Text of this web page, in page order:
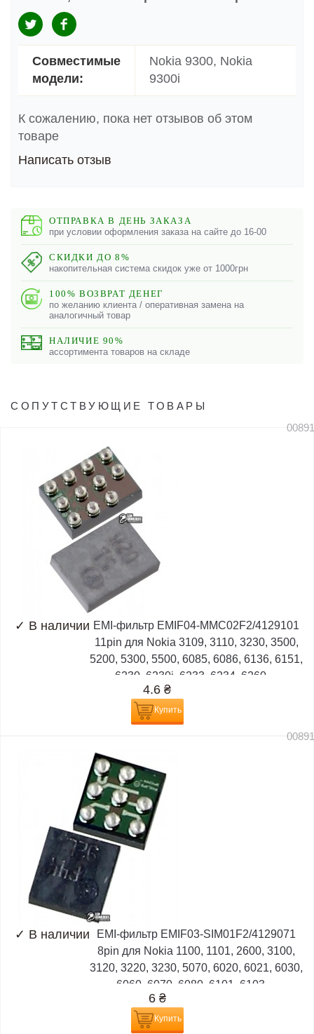
Совместимые
модели:
Nokia 9300, Nokia
9300i
К сожалению, пока нет отзывов об этом
товаре
Написать отзыв
ОТПРАВКА В ДЕНЬ ЗАКАЗА
при условии оформления заказа на сайте до 16-00
СКИДКИ ДО 8%
накопительная система скидок уже от 1000грн
100% ВОЗВРАТ ДЕНЕГ
по желанию клиента / оперативная замена на
аналогичный товар
НАЛИЧИЕ 90%
ассортимента товаров на складе
СОПУТСТВУЮЩИЕ ТОВАРЫ
✓ В наличии EMI-фильтр EMIF04-MMC02F2/4129101
11pin для Nokia 3109, 3110, 3230, 3500,
5200, 5300, 5500, 6085, 6086, 6136, 6151,
6230, 6230i, 6233, 6234, 6260,...
4.6 ₴
Купить
✓ В наличии
EMI-фильтр EMIF03-SIM01F2/4129071
8pin для Nokia 1100, 1101, 2600, 3100,
3120, 3220, 3230, 5070, 6020, 6021, 6030,
6060, 6070, 6080, 6101, 6103,...
6 ₴
Купить